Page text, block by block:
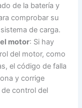
de la batería y
comprobar su
de carga.
motor: Si hay
del motor, como
el código de falla
y corrige
de control del